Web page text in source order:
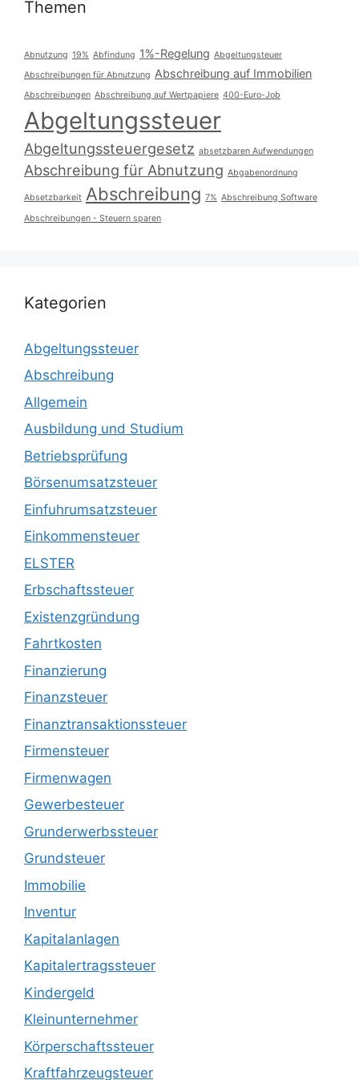
Themen
Abnutzung 19% Abfindung 1%-Regelung Abgeltungsteuer
Abschreibungen für Abnutzung Abschreibung auf Immobilien
Abschreibungen Abschreibung auf Wertpapiere 400-Euro-Job
Abgeltungssteuer
Abgeltungssteuergesetz absetzbaren Aufwendungen
Abschreibung für Abnutzung Abgabenordnung
Absetzbarkeit Abschreibung 7% Abschreibung Software
Abschreibungen - Steuern sparen
Kategorien
Abgeltungssteuer
Abschreibung
Allgemein
Ausbildung und Studium
Betriebsprüfung
Börsenumsatzsteuer
Einfuhrumsatzsteuer
Einkommensteuer
ELSTER
Erbschaftssteuer
Existenzgründung
Fahrtkosten
Finanzierung
Finanzsteuer
Finanztransaktionssteuer
Firmensteuer
Firmenwagen
Gewerbesteuer
Grunderwerbssteuer
Grundsteuer
Immobilie
Inventur
Kapitalanlagen
Kapitalertragssteuer
Kindergeld
Kleinunternehmer
Körperschaftssteuer
Kraftfahrzeugsteuer